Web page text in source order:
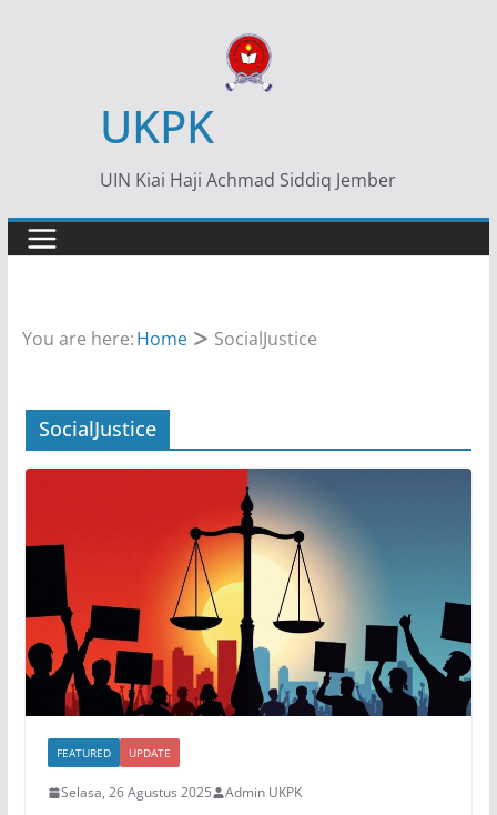
UKPK
UIN Kiai Haji Achmad Siddiq Jember
You are here:Home SocialJustice
SocialJustice
FEATURED UPDATE
Selasa, 26 Agustus 2025 Admin UKPK